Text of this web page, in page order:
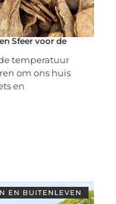
Sfeer voor de
temperatuur
om ons huis
en
EN BUITENLEVEN